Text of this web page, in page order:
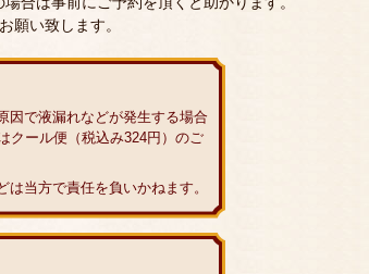
願い致します。
因で液漏れなどが発生する場合
クール便（税込み324円）のご
当方で責任を負いかねます。